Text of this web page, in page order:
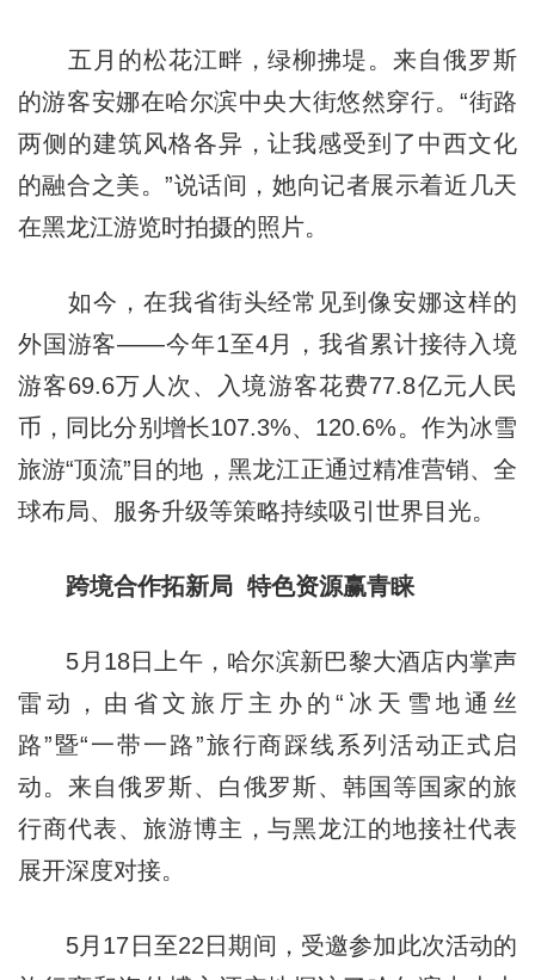
五月的松花江畔，绿柳拂堤。来自俄罗斯
的游客安娜在哈尔滨中央大街悠然穿行。“街路
两侧的建筑风格各异，让我感受到了中西文化
的融合之美。”说话间，她向记者展示着近几天
在黑龙江游览时拍摄的照片。
如今，在我省街头经常见到像安娜这样的
外国游客——今年1至4月，我省累计接待入境
游客69.6万人次、入境游客花费77.8亿元人民
币，同比分别增长107.3%、120.6%。作为冰雪
旅游“顶流”目的地，黑龙江正通过精准营销、全
球布局、服务升级等策略持续吸引世界目光。
跨境合作拓新局 特色资源赢青睐
5月18日上午，哈尔滨新巴黎大酒店内掌声
雷动，由省文旅厅主办的“冰天雪地通丝
路”暨“一带一路”旅行商踩线系列活动正式启
动。来自俄罗斯、白俄罗斯、韩国等国家的旅
行商代表、旅游博主，与黑龙江的地接社代表
展开深度对接。
5月17日至22日期间，受邀参加此次活动的